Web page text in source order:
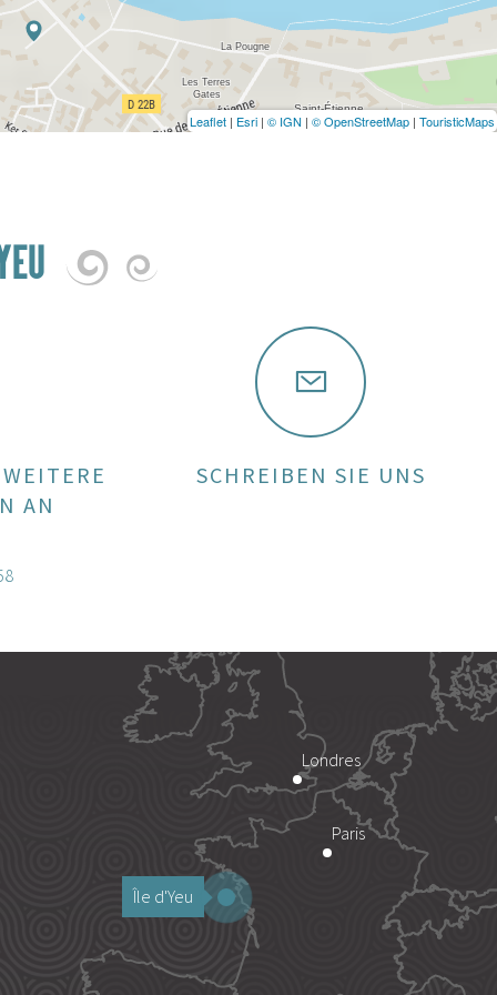
Leaflet | Esri | © IGN | © OpenStreetMap | TouristicMaps
AN
SCHREIBEN SIE UNS
Londres
Paris
Île d'Yeu